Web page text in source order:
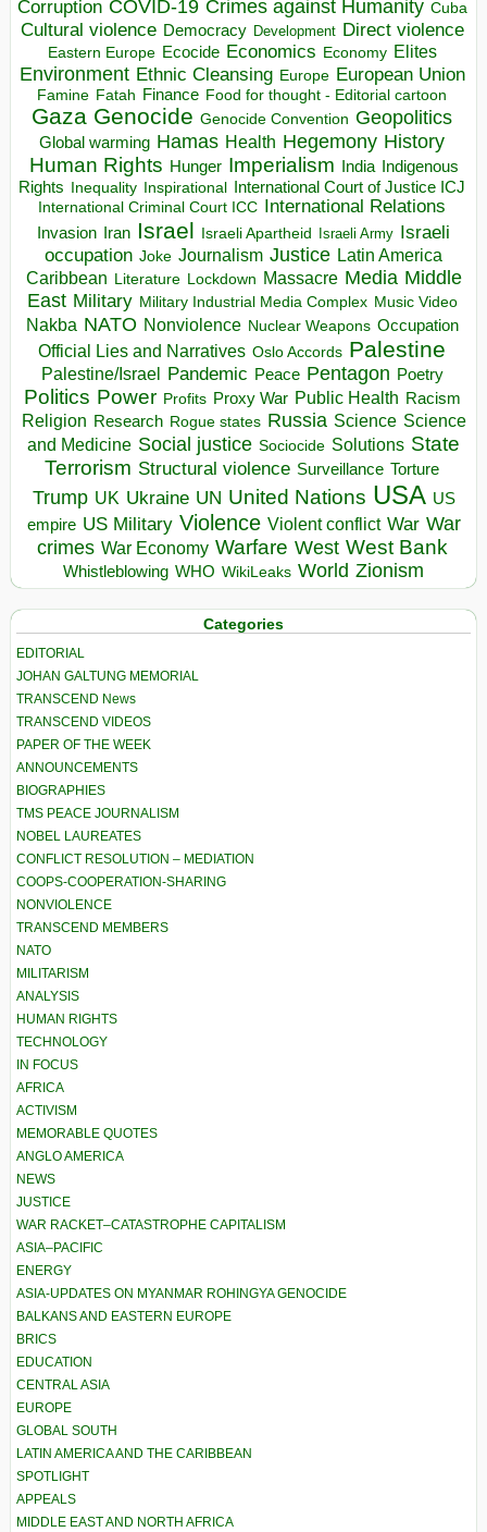
Corruption COVID-19 Crimes against Humanity Cuba
Cultural violence Democracy Development Direct violence
Eastern Europe Ecocide Economics Economy Elites
Environment Ethnic Cleansing Europe European Union
Famine Fatah Finance Food for thought - Editorial cartoon
Gaza Genocide Genocide Convention Geopolitics
Global warming Hamas Health Hegemony History
Human Rights Hunger Imperialism India Indigenous
Rights Inequality Inspirational
International Court of Justice ICJ
International Criminal Court ICC International Relations
Invasion Iran Israel Israeli Apartheid Israeli Army Israeli
occupation Joke Journalism Justice Latin America
Caribbean Literature Lockdown Massacre Media Middle
East Military Military Industrial Media Complex Music Video
Nakba NATO Nonviolence Nuclear Weapons Occupation
Official Lies and Narratives Oslo Accords Palestine
Palestine/Israel Pandemic Peace Pentagon Poetry
Politics Power Profits Proxy War Public Health Racism
Religion Research Rogue states Russia Science Science
and Medicine Social justice Sociocide Solutions State
Terrorism Structural violence Surveillance Torture
Trump UK Ukraine UN United Nations USA US
empire US Military Violence Violent conflict War War
crimes War Economy Warfare West West Bank
Whistleblowing WHO WikiLeaks World Zionism
Categories
EDITORIAL
JOHAN GALTUNG MEMORIAL
TRANSCEND News
TRANSCEND VIDEOS
PAPER OF THE WEEK
ANNOUNCEMENTS
BIOGRAPHIES
TMS PEACE JOURNALISM
NOBEL LAUREATES
CONFLICT RESOLUTION – MEDIATION
COOPS-COOPERATION-SHARING
NONVIOLENCE
TRANSCEND MEMBERS
NATO
MILITARISM
ANALYSIS
HUMAN RIGHTS
TECHNOLOGY
IN FOCUS
AFRICA
ACTIVISM
MEMORABLE QUOTES
ANGLO AMERICA
NEWS
JUSTICE
WAR RACKET–CATASTROPHE CAPITALISM
ASIA–PACIFIC
ENERGY
ASIA-UPDATES ON MYANMAR ROHINGYA GENOCIDE
BALKANS AND EASTERN EUROPE
BRICS
EDUCATION
CENTRAL ASIA
EUROPE
GLOBAL SOUTH
LATIN AMERICA AND THE CARIBBEAN
SPOTLIGHT
APPEALS
MIDDLE EAST AND NORTH AFRICA